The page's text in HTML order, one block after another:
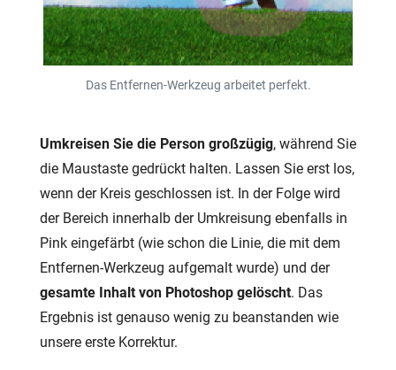
Das Entfernen-Werkzeug arbeitet perfekt.
Umkreisen Sie die Person großzügig, während Sie
die Maustaste gedrückt halten. Lassen Sie erst los,
wenn der Kreis geschlossen ist. In der Folge wird
der Bereich innerhalb der Umkreisung ebenfalls in
Pink eingefärbt (wie schon die Linie, die mit dem
Entfernen-Werkzeug aufgemalt wurde) und der
gesamte Inhalt von Photoshop gelöscht. Das
Ergebnis ist genauso wenig zu beanstanden wie
unsere erste Korrektur.